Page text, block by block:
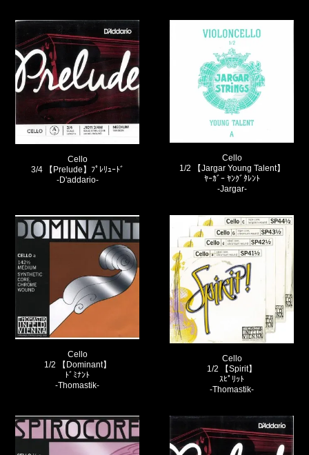
Cello
3/4 【Prelude】ﾌﾟﾚﾘｭｰﾄﾞ
-D'addario-
Cello
1/2 【Jargar Young Talent】
ﾔｰｶﾞｰ ﾔﾝｸﾞﾀﾚﾝﾄ
-Jargar-
Cello
1/2 【Dominant】
ﾄﾞﾐﾅﾝﾄ
-Thomastik-
Cello
1/2 【Spirit】
ｽﾋﾟﾘｯﾄ
-Thomastik-